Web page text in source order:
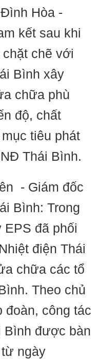
Hòa -
kết sau khi
chẽ với
Bình xây
chữa phù
độ, chất
tiêu phát
Thái Bình.
- Giám đốc
Bình: Trong
EPS đã phối
điện Thái
chữa các tổ
Theo chủ
đoàn, công tác
Bình được bàn
ngày